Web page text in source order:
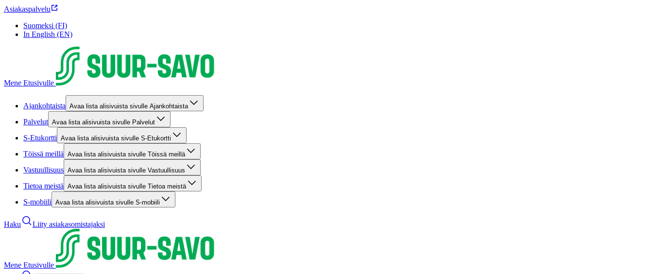
Asiakaspalvelu
Suomeksi (FI)
In English (EN)
Mene Etusivulle
Ajankohtaista Avaa lista alisivuista sivulle Ajankohtaista
Palvelut Avaa lista alisivuista sivulle Palvelut
S-Etukortti Avaa lista alisivuista sivulle S-Etukortti
Töissä meillä Avaa lista alisivuista sivulle Töissä meillä
Vastuullisuus Avaa lista alisivuista sivulle Vastuullisuus
Tietoa meistä Avaa lista alisivuista sivulle Tietoa meistä
S-mobiili Avaa lista alisivuista sivulle S-mobiili
Haku Liity asiakasomistajaksi
Mene Etusivulle